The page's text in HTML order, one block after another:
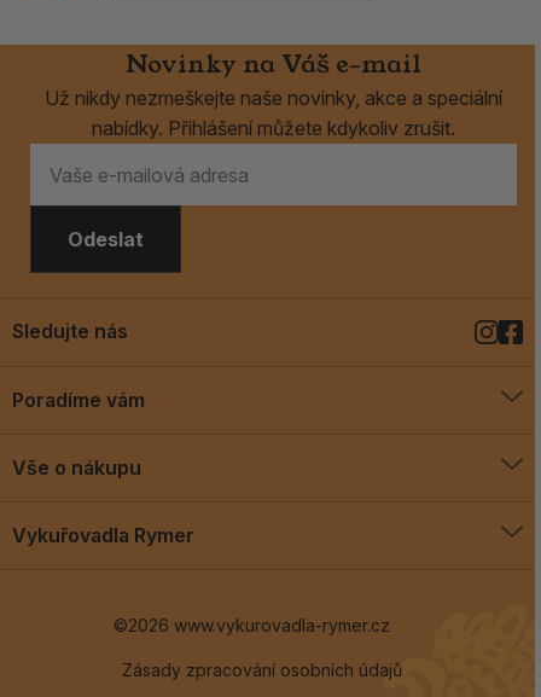
Novinky na Váš e-mail
Už nikdy nezmeškejte naše novinky, akce a speciální
nabídky. Přihlášení můžete kdykoliv zrušit.
Odeslat
Poradíme vám
Blog
Vše o nákupu
Vykuřovadla Rymer
Sledujte nás
©2026 www.vykurovadla-rymer.cz
Zásady zpracování osobních údajů